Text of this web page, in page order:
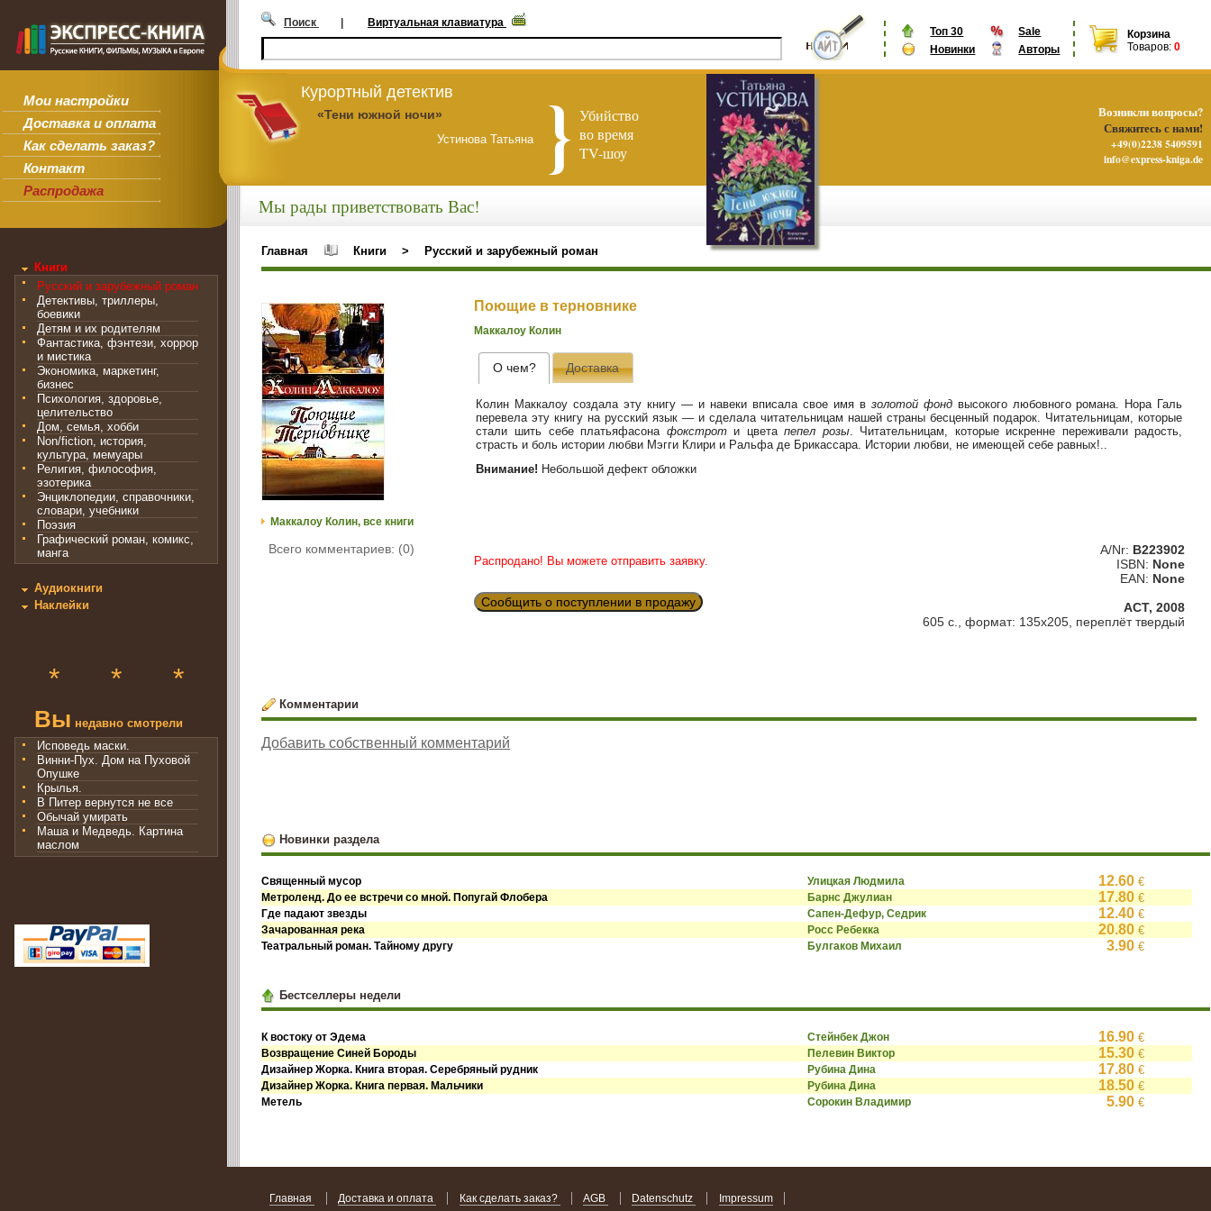
Мои настройки
Доставка и оплата
Как сделать заказ?
Контакт
Распродажа
Топ 30
Sale
Новинки
Авторы
Корзина
Товаров: 0
Поиск | Виртуальная клавиатура
Курортный детектив
«Тени южной ночи»
Устинова Татьяна
Убийство
во время
TV-шоу
Книги
Русский и зарубежный роман
Детективы, триллеры,
боевики
Детям и их родителям
Фантастика, фэнтези, хоррор
и мистика
Экономика, маркетинг,
бизнес
Психология, здоровье,
целительство
Дом, семья, хобби
Non/fiction, история,
культура, мемуары
Религия, философия,
эзотерика
Энциклопедии, справочники,
словари, учебники
Поэзия
Графический роман, комикс,
манга
Аудиокниги
Наклейки
* * *
Вы недавно смотрели
Исповедь маски.
Винни-Пух. Дом на Пуховой
Опушке
Крылья.
В Питер вернутся не все
Обычай умирать
Маша и Медведь. Картина
маслом
Мы рады приветствовать Вас!
Главная Книги > Русский и зарубежный роман
Маккалоу Колин, все книги
Всего комментариев: (0)
Поющие в терновнике
Маккалоу Колин
О чем? Доставка
Колин Маккалоу создала эту книгу — и навеки вписала свое имя в золотой фондвысокого любовного романа. Нора Галь
перевела эту книгу на русский язык — и сделала читательницам нашей страны бесценный подарок. Читательницам, которые
стали шить себе платьяфасона фокстроти цветапепел розы. Читательницам, которые искренне переживали радость,
страсть и боль истории любви Мэгги Клири и Ральфа де Брикассара. Истории любви, не имеющей себе равных!..
Внимание! Небольшой дефект обложки
Распродано! Вы можете отправить заявку.
Сообщить о поступлении в продажу
A/Nr: B223902
ISBN: None
EAN: None
АСТ, 2008
605 с., формат: 135х205, переплёт твердый
Комментарии
Добавить собственный комментарий
Новинки раздела
Священный мусор Улицкая Людмила 12.60€
Метроленд. До ее встречи со мной. Попугай Флобера Барнс Джулиан 17.80€
Где падают звезды Сапен-Дефур, Седрик 12.40€
Зачарованная река Росс Ребекка 20.80€
Театральный роман. Тайному другу Булгаков Михаил 3.90€
Бестселлеры недели
К востоку от Эдема Стейнбек Джон 16.90€
Возвращение Синей Бороды Пелевин Виктор 15.30€
Дизайнер Жорка. Книга вторая. Серебряный рудник Рубина Дина 17.80€
Дизайнер Жорка. Книга первая. Мальчики Рубина Дина 18.50€
Метель Сорокин Владимир 5.90€
Главная Доставка и оплата Как сделать заказ? AGB Datenschutz Impressum
Возникли вопросы?
Свяжитесь с нами!
+49(0)2238 5409591
info@express-kniga.de